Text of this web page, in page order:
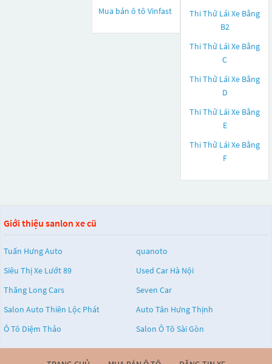
Mua bán ô tô Vinfast
Thi Thử Lái Xe Bằng
B2
Thi Thử Lái Xe Bằng
C
Thi Thử Lái Xe Bằng
D
Thi Thử Lái Xe Bằng
E
Thi Thử Lái Xe Bằng
F
Giới thiệu sanlon xe cũ
Tuấn Hưng Auto
quanoto
Siêu Thị Xe Lướt 89
Used Car Hà Nội
Thăng Long Cars
Seven Car
Salon Auto Thiên Lộc Phát
Auto Tân Hưng Thịnh
Ô Tô Diệm Thảo
Salon Ô Tô Sài Gòn